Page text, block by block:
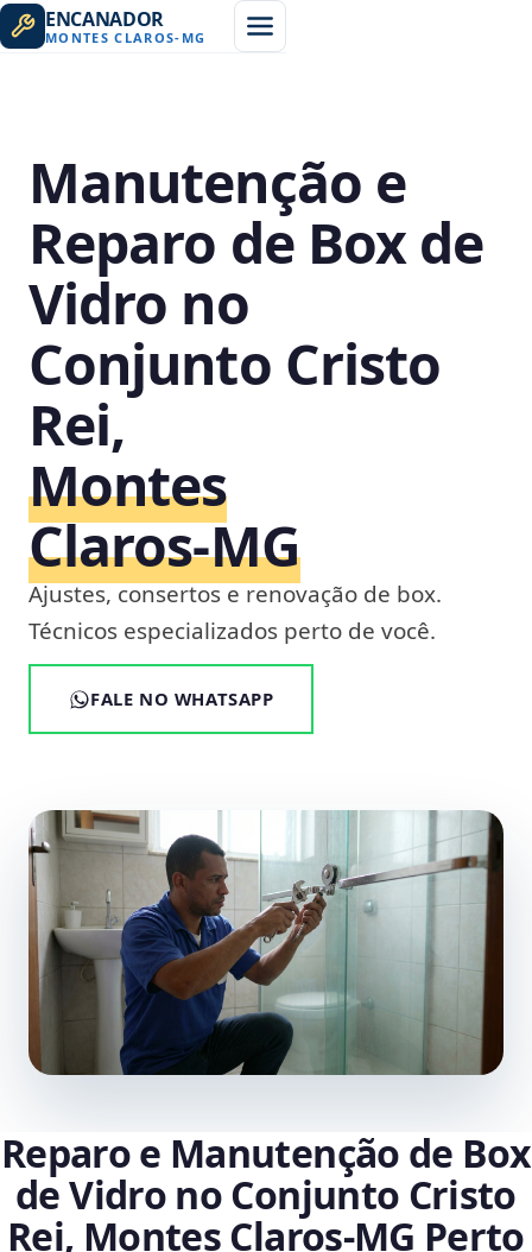
ENCANADOR
MONTES CLAROS- MG
Manutenção e
Reparo de Box de
Vidro no
Conjunto Cristo
Rei,
Montes
Claros‑MG
Ajustes, consertos e renovação de box.
Técnicos especializados perto de você.
FALE NO WHATSAPP
Reparo e Manutenção de Box
de Vidro no Conjunto Cristo
Rei, Montes Claros‑MG Perto